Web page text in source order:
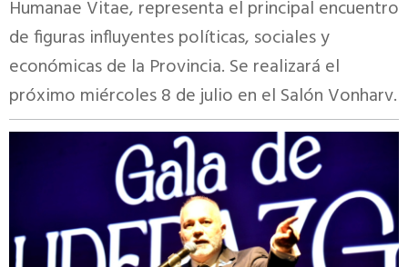
Humanae Vitae, representa el principal encuentro
de figuras influyentes políticas, sociales y
económicas de la Provincia. Se realizará el
próximo miércoles 8 de julio en el Salón Vonharv.